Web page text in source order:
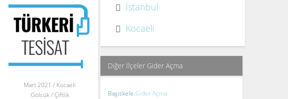
Mart 2021 / Kocaeli
Gölcük / Çiftlik
İstanbul
Kocaeli
Diğer İlçeler Gider Açma
Başiskele Gider Açma